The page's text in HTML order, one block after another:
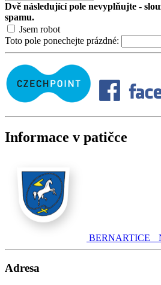
Dvě následující pole nevyplňujte -
spamu.
Jsem robot
Toto pole ponechejte prázdné:
Informace v patičce
BERNARTICE
Adresa